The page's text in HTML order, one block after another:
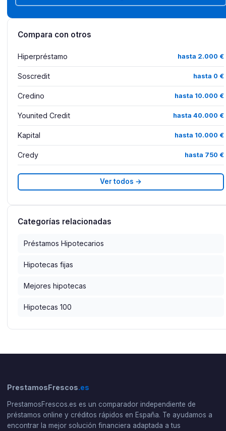
Compara con otros
Hiperpréstamo hasta 2.000 €
Soscredit hasta 0 €
Credino hasta 10.000 €
Younited Credit hasta 40.000 €
Kapital hasta 10.000 €
Credy hasta 750 €
Ver todos →
Categorías relacionadas
Préstamos Hipotecarios
Hipotecas fijas
Mejores hipotecas
Hipotecas 100
PrestamosFrescos.es
PrestamosFrescos.es es un comparador independiente de
préstamos online y créditos rápidos en España. Te ayudamos a
encontrar la mejor solución financiera adaptada a tus